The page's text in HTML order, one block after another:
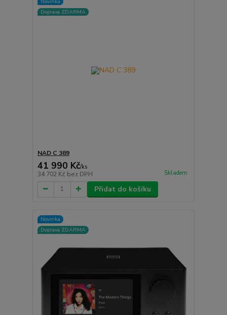
Doprava ZDARMA
NAD C 389
41 990 Kč/ks
34 702 Kč bez DPH Skladem
Přidat do košíku
Novinka
Doprava ZDARMA